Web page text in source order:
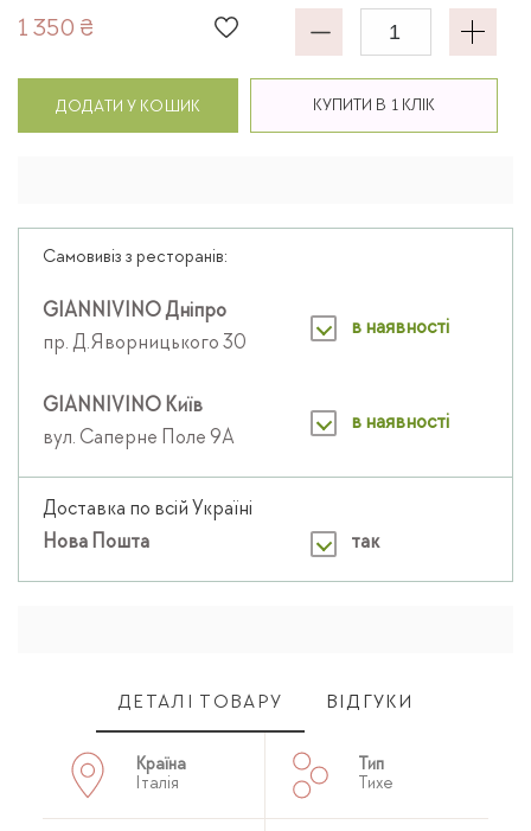
1 350 ₴
ДОДАТИ У КОШИК КУПИТИ В 1 КЛІК
Самовивіз з ресторанів:
GIANNIVINO Дніпро
пр. Д.Яворницького 30
в наявності
GIANNIVINO Київ
вул. Саперне Поле 9А
в наявності
Доставка по всій Україні
Нова Пошта
так
ДЕТАЛІ ТОВАРУ ВІДГУКИ
Країна
Італія
Тип
Тихе